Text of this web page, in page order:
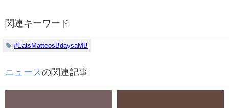
関連キーワード
#EatsMatteosBdaysaMB
ニュースの関連記事